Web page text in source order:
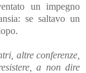
un impegno
se saltavo un
altre conferenze,
a non dire